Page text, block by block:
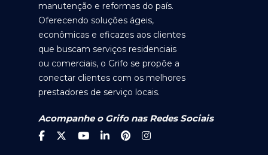
manutenção e reformas do país.
Oferecendo soluções ágeis,
econômicas e eficazes aos clientes
que buscam serviços residenciais
ou comerciais, o Grifo se propõe a
conectar clientes com os melhores
prestadores de serviço locais.
Acompanhe o Grifo nas Redes Sociais